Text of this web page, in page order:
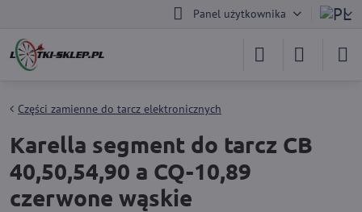
Panel użytkownika
Części zamienne do tarcz elektronicznych
Karella segment do tarcz CB
40,50,54,90 a CQ-10,89
czerwone wąskie